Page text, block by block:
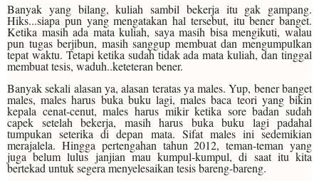
Banyak yang bilang, kuliah sambil bekerja itu gak gampang.
Hiks...siapa pun yang mengatakan hal tersebut, itu bener banget.
Ketika masih ada mata kuliah, saya masih bisa mengikuti, walau
pun tugas berjibun, masih sanggup membuat dan mengumpulkan
tepat waktu. Tetapi ketika sudah tidak ada mata kuliah, dan tinggal
membuat tesis, waduh..keteteran bener.
Banyak sekali alasan ya, alasan teratas ya males. Yup, bener banget
males, males harus buka buku lagi, males baca teori yang bikin
kepala cenat-cenut, males harus mikir ketika sore badan sudah
capek setelah bekerja, masih harus buka buku lagi padahal
tumpukan seterika di depan mata. Sifat males ini sedemikian
merajalela. Hingga pertengahan tahun 2012, teman-teman yang
juga belum lulus janjian mau kumpul-kumpul, di saat itu kita
bertekad untuk segera menyelesaikan tesis bareng-bareng.